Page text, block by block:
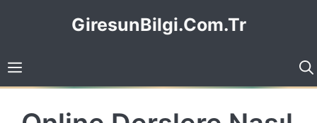
GiresunBilgi.Com.Tr